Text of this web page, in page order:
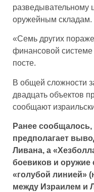
разведывательному
оружейным складам.
«Семь других
финансовой
посте.
В общей сложности
двадцать объектов
сообщают
Ранее сообщалось,
предполагает
Ливана, а
боевиков и оружие
«голубой линией»
между Израилем и